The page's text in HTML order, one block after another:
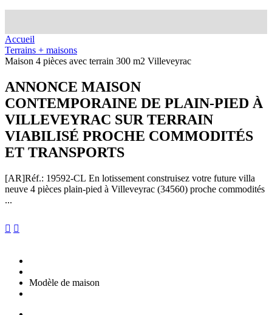
Accueil
Terrains + maisons
Maison 4 pièces avec terrain 300 m2 Villeveyrac
ANNONCE MAISON
CONTEMPORAINE DE PLAIN-PIED À
VILLEVEYRAC SUR TERRAIN
VIABILISÉ PROCHE COMMODITÉS
ET TRANSPORTS
[AR]Réf.: 19592-CL En lotissement construisez votre future villa
neuve 4 pièces plain-pied à Villeveyrac (34560) proche commodités
...
 
Modèle de maison